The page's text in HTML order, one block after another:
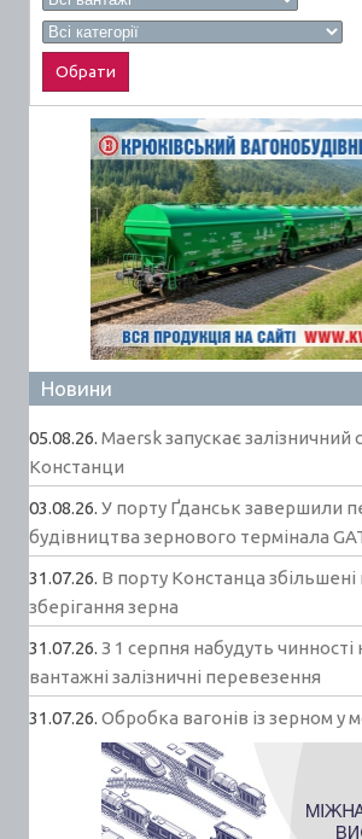
Новини
05.08.26. Maersk запускає залізничний
Констанци
03.08.26. У порту Ґданськ завершили
будівництва зернового термінала
31.07.26. В порту Констанца збільшені
зберігання зерна
31.07.26. З 1 серпня набудуть чинності
вантажні залізничні перевезення
31.07.26. Обробка вагонів із зерном у